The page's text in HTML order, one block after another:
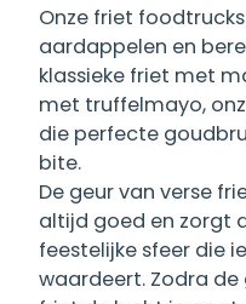
Onze friet
aardappelen en
klassieke friet met
met truffelmayo,
die perfecte
bite.
De geur van verse
altijd goed en zorgt
feestelijke sfeer die
waardeert. Zodra de